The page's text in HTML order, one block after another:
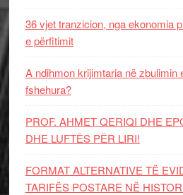
36 vjet tranzicion, nga ekonomia
e përfitimit
A ndihmon krijimtaria në zbulimin
fshehura?
PROF. AHMET QERIQI DHE
DHE LUFTЁS PЁR LIRI!
FORMAT ALTERNATIVE TË
TARIFËS POSTARE NË